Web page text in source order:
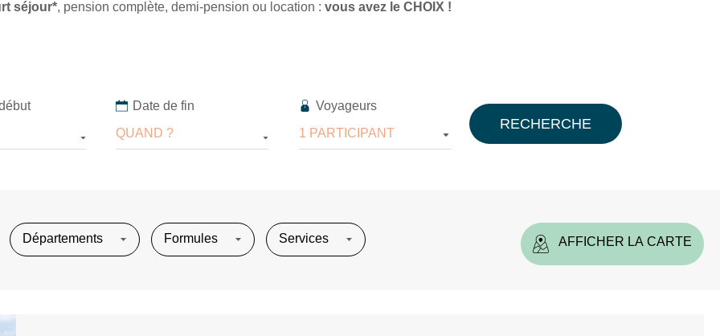
séjour*, pension complète, demi-pension ou location : vous avez le CHOIX !
Date de fin
QUAND ?
Voyageurs
1 PARTICIPANT
RECHERCHE
Départements Formules Services AFFICHER LA CARTE